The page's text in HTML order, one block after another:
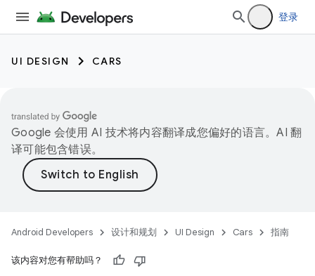
登录
UI DESIGN CARS
Google 会使用 AI 技术将内容翻译成您偏好的语言。AI 翻
译可能包含错误。
Android Developers 设计和规划 UI Design Cars 指南
该内容对您有帮助吗？